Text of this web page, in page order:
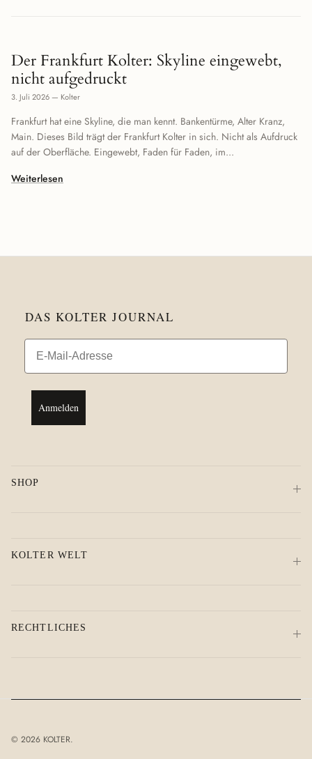
Der Frankfurt Kolter: Skyline eingewebt,
nicht aufgedruckt
3. Juli 2026— Kolter
Frankfurt hat eine Skyline, die man kennt. Bankentürme, Alter Kranz,
Main. Dieses Bild trägt der Frankfurt Kolter in sich. Nicht als Aufdruck
auf der Oberfläche. Eingewebt, Faden für Faden, im...
Weiterlesen
DAS KOLTER JOURNAL
Email
Anmelden
SHOP
KOLTER WELT
RECHTLICHES
© 2026 KOLTER.